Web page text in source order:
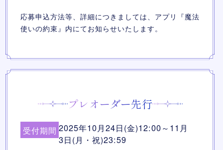
応募申込方法等、詳細につきましては、アプリ『魔法
使いの約束』内にてお知らせいたします。
プレオーダー先行
受付期間 2025年10月24日(金)12:00～11月
3日(月・祝)23:59